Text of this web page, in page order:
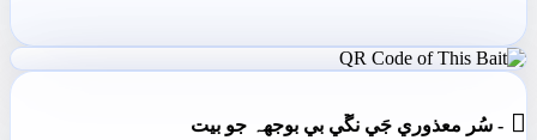
 - سُر معذوري جَي نڱي بي بوجهہ جو بيت